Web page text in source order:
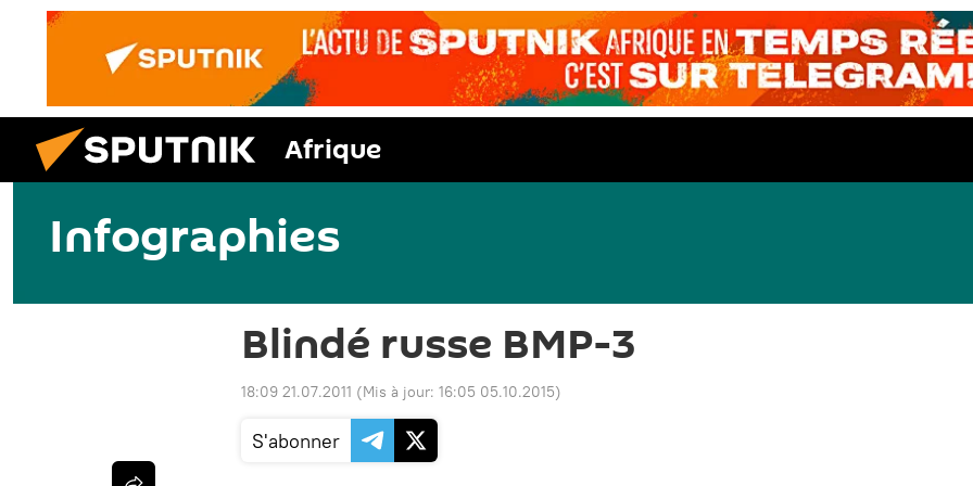
Afrique
Infographies
Blindé russe BMP-3
18:09 21.07.2011 (Mis à jour: 16:05 05.10.2015)
S'abonner